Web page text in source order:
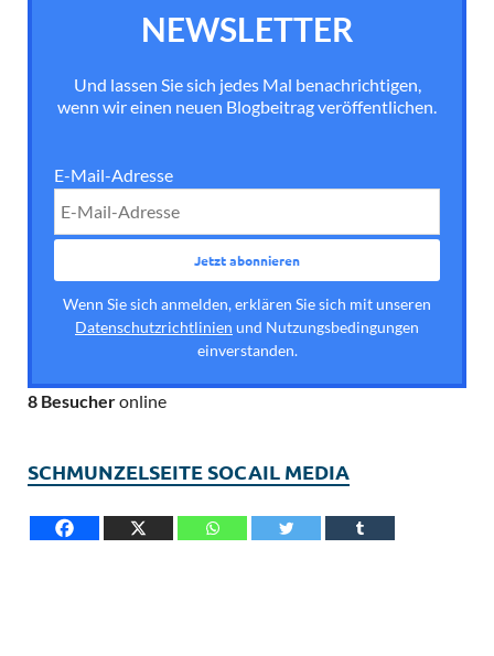
NEWSLETTER
Und lassen Sie sich jedes Mal benachrichtigen,
wenn wir einen neuen Blogbeitrag veröffentlichen.
E-Mail-Adresse
Wenn Sie sich anmelden, erklären Sie sich mit unseren
Datenschutzrichtlinien und Nutzungsbedingungen
einverstanden.
8 Besucheronline
SCHMUNZELSEITE SOCAIL MEDIA